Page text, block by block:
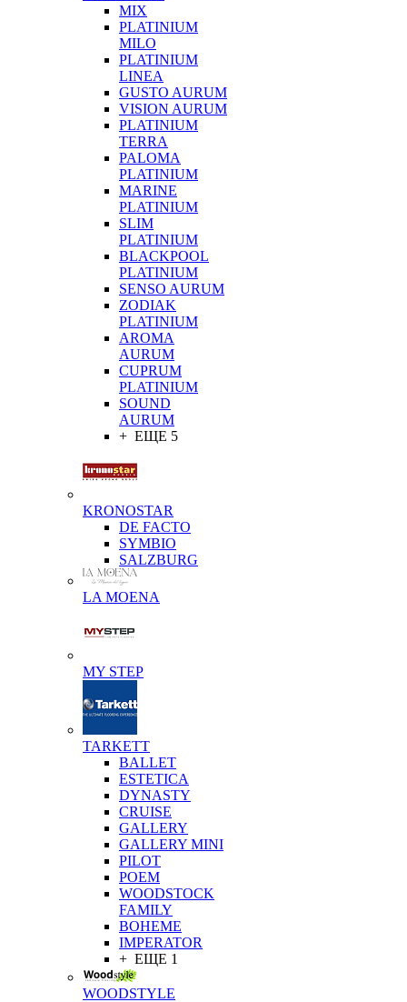
MIX
PLATINIUM
MILO
PLATINIUM
LINEA
GUSTO AURUM
VISION AURUM
PLATINIUM
TERRA
PALOMA
PLATINIUM
MARINE
PLATINIUM
SLIM
PLATINIUM
BLACKPOOL
PLATINIUM
SENSO AURUM
ZODIAK
PLATINIUM
AROMA
AURUM
CUPRUM
PLATINIUM
SOUND
AURUM
+ ЕЩЕ 5
KRONOSTAR
DE FACTO
SYMBIO
SALZBURG
LA MOENA
MY STEP
TARKETT
BALLET
ESTETICA
DYNASTY
CRUISE
GALLERY
GALLERY MINI
PILOT
POEM
WOODSTOCK
FAMILY
BOHEME
IMPERATOR
+ ЕЩЕ 1
WOODSTYLE